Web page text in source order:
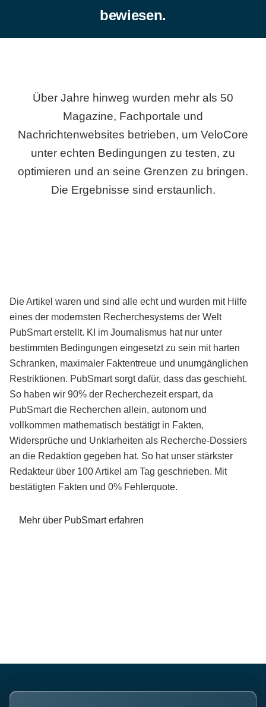
bewiesen.
Über Jahre hinweg wurden mehr als 50
Magazine, Fachportale und
Nachrichtenwebsites betrieben, um VeloCore
unter echten Bedingungen zu testen, zu
optimieren und an seine Grenzen zu bringen.
Die Ergebnisse sind erstaunlich.
Die Artikel waren und sind alle echt und wurden mit Hilfe
eines der modernsten Recherchesystems der Welt
PubSmart erstellt. KI im Journalismus hat nur unter
bestimmten Bedingungen eingesetzt zu sein mit harten
Schranken, maximaler Faktentreue und unumgänglichen
Restriktionen. PubSmart sorgt dafür, dass das geschieht.
So haben wir 90% der Recherchezeit erspart, da
PubSmart die Recherchen allein, autonom und
vollkommen mathematisch bestätigt in Fakten,
Widersprüche und Unklarheiten als Recherche-Dossiers
an die Redaktion gegeben hat. So hat unser stärkster
Redakteur über 100 Artikel am Tag geschrieben. Mit
bestätigten Fakten und 0% Fehlerquote.
Mehr über PubSmart erfahren